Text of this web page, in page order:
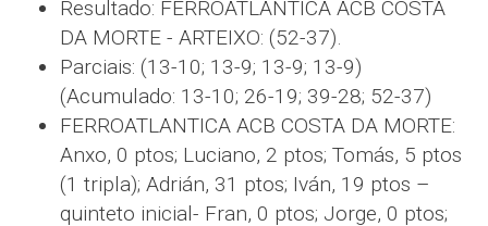
Resultado: FERROATLANTICA ACB COSTA
DA MORTE - ARTEIXO: (52-37).
Parciais: (13-10; 13-9; 13-9; 13-9)
(Acumulado: 13-10; 26-19; 39-28; 52-37)
FERROATLANTICA ACB COSTA DA MORTE:
Anxo, 0 ptos; Luciano, 2 ptos; Tomás, 5 ptos
(1 tripla); Adrián, 31 ptos; Iván, 19 ptos –
quinteto inicial- Fran, 0 ptos; Jorge, 0 ptos;